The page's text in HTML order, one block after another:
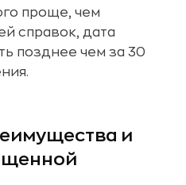
проще, чем
справок, дата
позднее чем за 30
и